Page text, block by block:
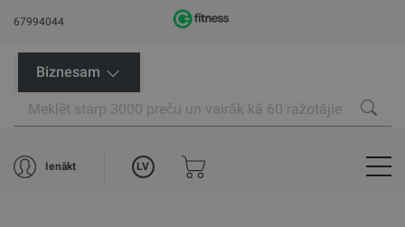
67994044
Biznesam
Ienākt LV